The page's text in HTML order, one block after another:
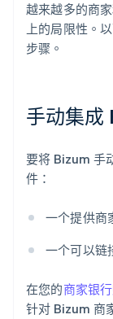
越来越多的商
上的局限性。
步骤。
手动集成
要将 Bizum 手
件：
一个提供商
一个可以链
在您的商家银
针对 Bizum 商